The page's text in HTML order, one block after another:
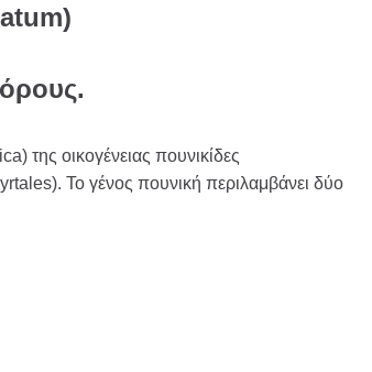
της οικογένειας πουνικίδες
Το γένος πουνική περιλαμβάνει δύο